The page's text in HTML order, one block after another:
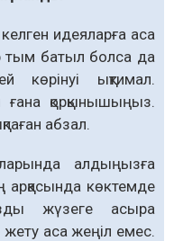
идеяларға аса
тым батыл болса да
көрінуі ықтимал.
қорқынышыңыз.
абзал.
алдыңызға
арқасында көктемде
жүзеге асыра
жету аса жеңіл емес.